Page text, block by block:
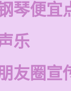
琴便宜
乐
友圈宣